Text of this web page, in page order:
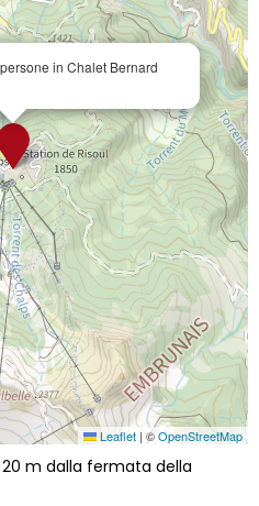
in Chalet Bernard
Leaflet | ©OpenStreetMap
20 m dalla fermata della